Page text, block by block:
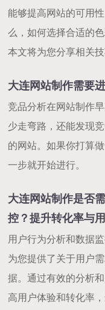
能够提高网站的可用
么，如何选择合适的
本文将为您分享相关技
大连网站制作需要
竞品分析在网站制作
少走弯路，还能发现
的网站。如果你打算
一步就开始进行。
大连网站制作是否
控？提升转化率与
用户行为分析和数据
为您提供了关于用户
据。通过有效的分析
高用户体验和转化率